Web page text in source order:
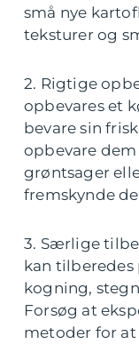
små nye
teksturer og
2. Rigtige
opbevares et
bevare sin
opbevare
grøntsager
fremskynde
3. Særlige
kan tilberedes
kogning,
Forsøg at
metoder for